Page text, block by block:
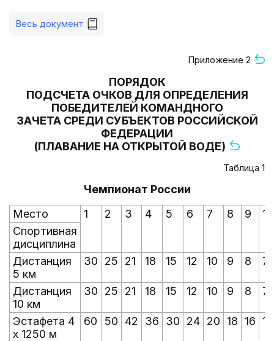
Весь документ
Приложение 2
ПОРЯДОК
ПОДСЧЕТА ОЧКОВ ДЛЯ ОПРЕДЕЛЕНИЯ
ПОБЕДИТЕЛЕЙ КОМАНДНОГО
ЗАЧЕТА СРЕДИ СУБЪЕКТОВ РОССИЙСКОЙ
ФЕДЕРАЦИИ
(ПЛАВАНИЕ НА ОТКРЫТОЙ ВОДЕ)
Таблица 1
Чемпионат России
Место
1 2 3 4 5 6 7 8 9
10
Спортивная
дисциплина
Дистанция
5 км
30 25 21 18 15 12 10 9 8 7
Дистанция
10 км
30 25 21 18 15 12 10 9 8 7
Эстафета 4
x 1250 м
60 50 42 36 30 24 20 18 16 14